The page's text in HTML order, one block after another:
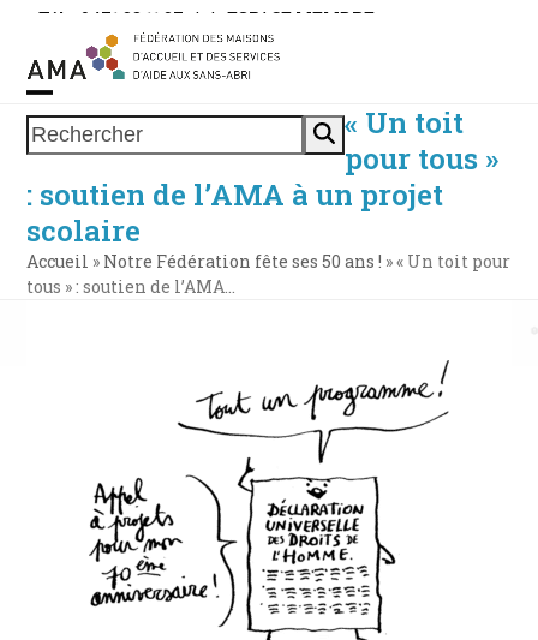
Skip
content
Tél. : 0471 38 11 37 | | ESPACE MEMBRE
Rechercher
Open
mobile
menu
Close
mobile
menu
« Un toit
pour tous »
: soutien de l’AMA à un projet
scolaire
Accueil » Notre Fédération fête ses 50 ans ! »« Un toit pour
tous » : soutien de l’AMA…